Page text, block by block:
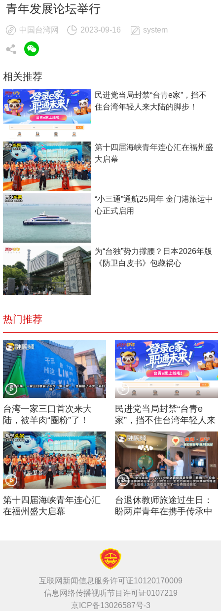
相关推荐
民进党当局封禁“台青e家”，挡不
住台湾年轻人来大陆的脚步！
第十四届海峡青年连心汇在福州盛
大启幕
“小三通”通航25周年 金门港旅运中
心正式启用
为“台独”势力撑腰？日本2026年版
《防卫白皮书》包藏祸心
青年发展论坛举行
中国台湾网 2023-09-16 system
热门推荐
台湾一家三口首次来大
陆，被羊肉“圈粉”了！
民进党当局封禁“台青e
家”，挡不住台湾年轻人来
大陆的脚步！
第十四届海峡青年连心汇
在福州盛大启幕
台退休教师旅途过生日：
盼两岸青年在携手传承中
互联网新闻信息服务许可证10120170009
信息网络传播视听节目许可证0107219
京ICP备13026587号-3